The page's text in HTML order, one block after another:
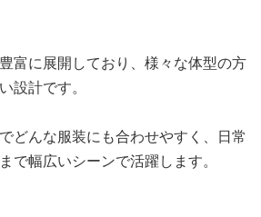
富に展開しており、様々な体型の方
設計です。
どんな服装にも合わせやすく、日常
で幅広いシーンで活躍します。